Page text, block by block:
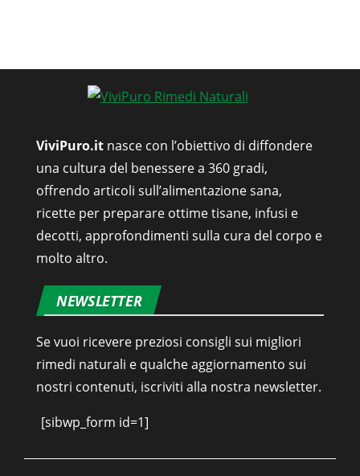
ViviPuro.it nasce con l’obiettivo di diffondere
una cultura del benessere a 360 gradi,
offrendo articoli sull’alimentazione sana,
ricette per preparare ottime tisane, infusi e
decotti, approfondimenti sulla cura del corpo e
molto altro.
NEWSLETTER
Se vuoi ricevere preziosi consigli sui migliori
rimedi naturali e qualche aggiornamento sui
nostri contenuti, iscriviti alla nostra newsletter.
[sibwp_form id=1]